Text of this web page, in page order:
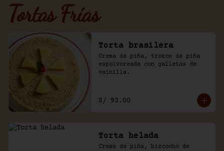
Tortas Frías
Torta brasilera
Crema de piña, trozos de piña
espolvoreada con galletas de
vainilla.
S/ 92.00
Torta helada
Crema de piña, bizcocho de